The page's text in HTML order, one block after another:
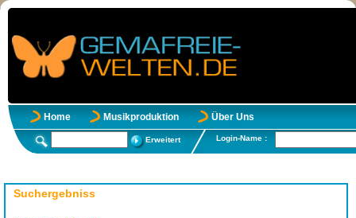
Home Musikproduktion Über Uns
Erweitert Login-Name :
Suchergebniss